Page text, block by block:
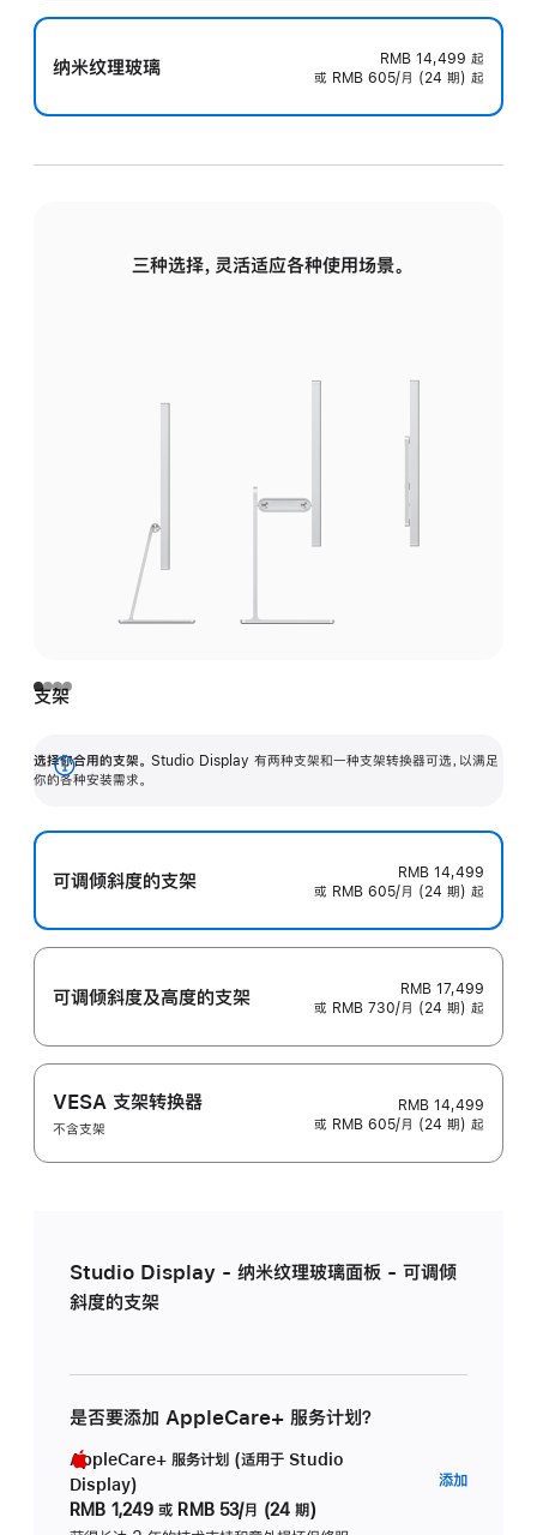
纳米纹理玻璃 RMB 14,499 起
或 RMB 605/月 (24 期) 起
三种选择，灵活适应各种使用场景。
支架
选择你合用的支架。 Studio Display 有两种支架和一种支架转换器可选，以满足
你的各种安装需求。
展
可调倾斜度的支架
RMB 14,499
或 RMB 605/月 (24 期) 起
可调倾斜度及高‍度的支‍架
RMB 17,499
或 RMB 730/月 (24 期) 起
VESA 支架转换器
不含支架
RMB 14,499
或 RMB 605/月 (24 期) 起
Studio Display - 纳米纹理玻璃面板 - 可调倾
斜度的支架
是否要添加 AppleCare+ 服务计划？
AppleCare+ 服务计划 (适用于 Studio
Display)
RMB 1,249 或 RMB 53/月 (24 期)
添加